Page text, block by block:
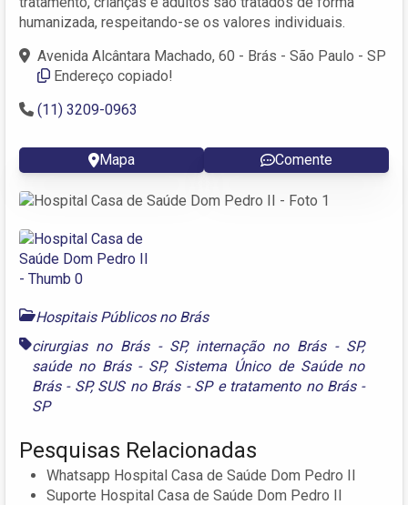
humanizada, respeitando-se os valores individuais.
Avenida Alcântara Machado, 60 - Brás - São Paulo - SP
Endereço copiado!
(11) 3209-0963
Mapa Comente
Hospitais Públicos no Brás
cirurgias no Brás - SP, internação no Brás - SP,
saúde no Brás - SP, Sistema Único de Saúde no
Brás - SP, SUS no Brás - SPe tratamento no Brás -
SP
Pesquisas Relacionadas
Whatsapp Hospital Casa de Saúde Dom Pedro II
Suporte Hospital Casa de Saúde Dom Pedro II